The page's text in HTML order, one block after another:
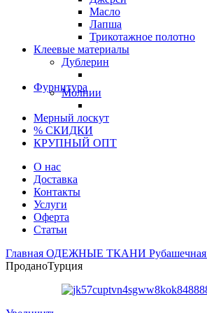
Масло
Лапша
Трикотажное полотно
Клеевые материалы
Дублерин
Фурнитура
Молнии
Мерный лоскут
% СКИДКИ
КРУПНЫЙ ОПТ
О нас
Доставка
Контакты
Услуги
Оферта
Статьи
Главная ОДЕЖНЫЕ ТКАНИ Рубашечная
ПроданоТурция